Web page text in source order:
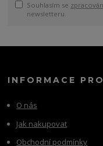
Souhlasím se
newsletteru.
INFORMACE
O nás
Jak nakupovat
Obchodní podmínky